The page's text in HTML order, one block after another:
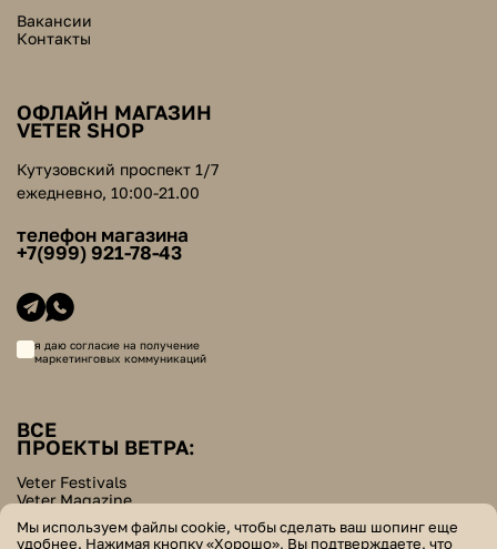
Вакансии
Контакты
ОФЛАЙН МАГАЗИН
VETER SHOP
Кутузовский проспект 1/7
ежедневно, 10:00-21.00
телефон магазина
+7(999) 921-78-43
я даю согласие на получение
маркетинговых коммуникаций
ВСЕ
ПРОЕКТЫ ВЕТРА:
Veter Festivals
Veter Magazine
Helpers Bazar
Мы используем файлы cookie, чтобы сделать ваш шопинг еще
удобнее. Нажимая кнопку «Хорошо», Вы подтверждаете, что